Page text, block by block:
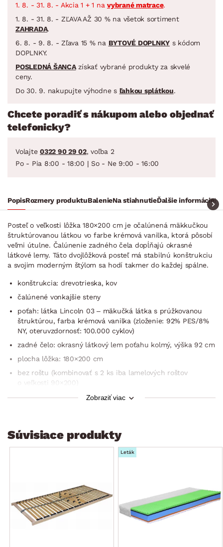
1. 8. - 31. 8. - Akcia 1 + 1 na vybrané matrace.
1. 8. - 31. 8. - ZĽAVA AŽ 30 % na všetok sortiment
ZAHRADA.
6. 8. - 9. 8. - Zľava 15 % na BYTOVÉ DOPLNKY s kódom
DOPLNKY.
POSLEDNÁ ŠANCAzískať vybrané produkty za skvelé
ceny.
Do 30. 9. nakupujte výhodne s ľahkou splátkou.
Chcete poradiť s nákupom alebo objednať
telefonicky?
Volajte 0322 90 29 02, voľba 2
Po - Pia 8:00 - 18:00 | So - Ne 9:00 - 16:00
PopisRozmery produktuBalenieNa stiahnutieĎalšie informácie
Posteľ o veľkosti lôžka 180×200 cm je očalúnená mäkkučkou
štruktúrovanou látkou vo farbe krémová vanilka, ktorá pôsobí
veľmi útulne. Čalúnenie zadného čela dopĺňajú okrasné
látkové lemy. Táto dvojlôžková posteľ má stabilnú konštrukciu
a svojim moderným štýlom sa hodí takmer do každej spálne.
konštrukcia: drevotrieska, kov
čalúnené vonkajšie steny
poťah: látka Lincoln 03 – mäkučká látka s prúžkovanou
štruktúrou, farba krémová vanilka (zloženie: 92% PES/8%
NY, oteruvzdornosť: 100.000 cyklov)
zadné čelo: okrasný látkový lem poťahu kolmý, výška 92 cm
plocha lôžka: 180×200 cm
bez roštu (kombinovať s 2 ks iba lamelových roštov
o veľkosti 90×200)
bez matraca (kombinovať s 2 ks matraca veľkosti 90×200)
úložný priestor: nie
predné nohy: plast, čierne, výška 5 cm/zadné nohy: klzáky
bez vyobrazenej deky, vankúšov a lôžkovín
dodávané v čiastočnom demonte
Zobraziť viac
Súvisiace produkty
Leták